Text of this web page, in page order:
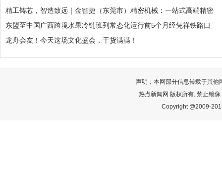
精工铸芯，智造致远｜金智捷（东莞市）精密机械：一站式高端精密
东盟至中国广西跨境水果冷链班列常态化运行前5个月经凭祥铁路口
龙舟会友！今天这场文化盛会，干货满满！
声明：本网部分信息转载于其他
热点新闻网 版权所有, 禁止镜
Copyright @2009-